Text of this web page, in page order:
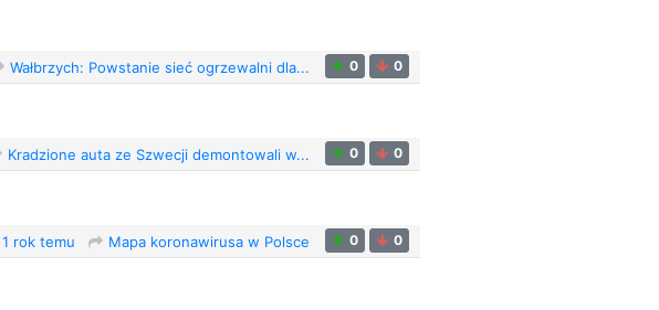
Wałbrzych: Powstanie sieć ogrzewalni dla... 0 0
Kradzione auta ze Szwecji demontowali w... 0 0
1 rok temu Mapa koronawirusa w Polsce 0 0